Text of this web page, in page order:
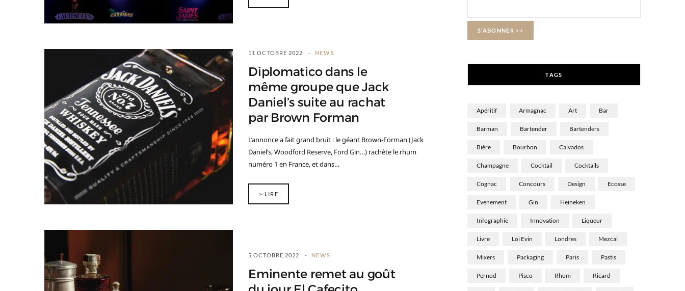
11 OCTOBRE 2022 NEWS
Diplomatico dans le
même groupe que Jack
Daniel’s suite au rachat
par Brown Forman
L’annonce a fait grand bruit : le géant Brown-Forman (Jack
Daniel’s, Woodford Reserve, Ford Gin…) rachète le rhum
numéro 1 en France, et dans…
> LIRE
5 OCTOBRE 2022 NEWS
Eminente remet au goût
o
k
TAGS
Apéritif Armagnac Art Bar
Barman Bartender Bartenders
Bière Bourbon Calvados
Champagne Cocktail Cocktails
Cognac Concours Design Ecosse
Evenement Gin Heineken
Infographie Innovation Liqueur
Livre Loi Evin Londres Mezcal
Mixers Packaging Paris Pastis
Pernod Pisco Rhum Ricard